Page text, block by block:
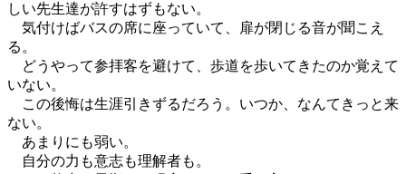
しい先生達が許すはずもない。
気付けばバスの席に座っていて、扉が閉じる音が聞こえ
る。
どうやって参拝客を避けて、歩道を歩いてきたのか覚えて
いない。
この後悔は生涯引きずるだろう。いつか、なんてきっと来
ない。
あまりにも弱い。
自分の力も意志も理解者も。